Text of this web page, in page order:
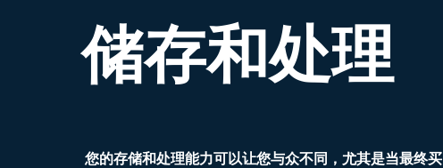
储存和处理
您的存储和处理能力可以让您与众不同，尤其是当最终买